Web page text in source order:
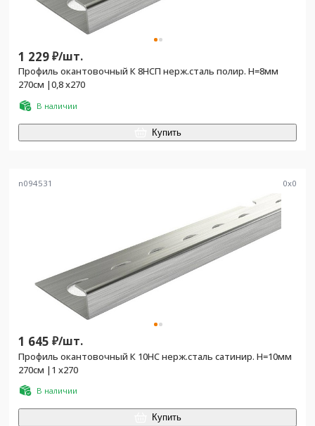
1 229₽/шт.
Профиль окантовочный К 8НСП нерж.сталь полир. H=8мм
270см |0,8 х270
В наличии
Купить
n094531 0x0
1 645 ₽/шт.
Профиль окантовочный К 10НС нерж.сталь сатинир. H=10мм
270см |1 х270
В наличии
Купить